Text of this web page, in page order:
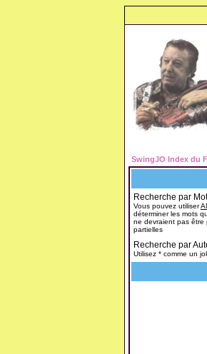
SwingJO Index du
Recherche par
Vous pouvez utiliser
déterminer les mots
ne devraient pas être
partielles
Recherche par
Utilisez * comme un